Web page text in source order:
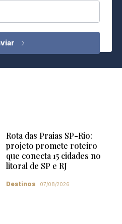
Rota das Praias SP-Rio:
projeto promete roteiro
que conecta 15 cidades no
litoral de SP e RJ
Destinos 07/08/2026